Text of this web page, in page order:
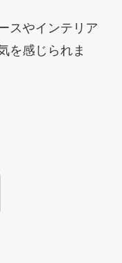
スやインテリア
を感じられま